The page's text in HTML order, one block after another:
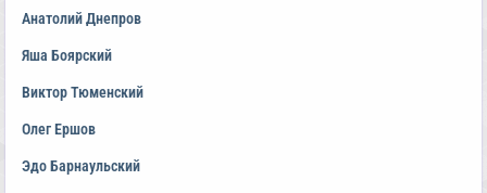
Анатолий Днепров
Яша Боярский
Виктор Тюменский
Олег Ершов
Эдо Барнаульский